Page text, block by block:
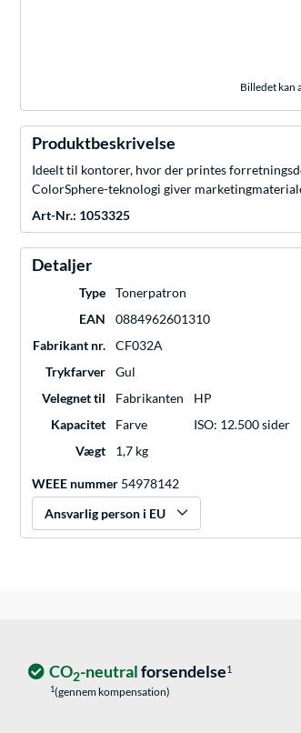
Billedet kan
Produktbeskrivelse
Ideelt til kontorer, hvor der printes
ColorSphere-teknologi giver
Art-Nr.: 1053325
Detaljer
Type
Tonerpatron
EAN
0884962601310
Fabrikant nr.
CF032A
Trykfarver
Gul
Velegnet til
Fabrikanten
HP
Kapacitet
Farve
ISO: 12.500 sider
Vægt
1,7 kg
WEEE nummer 54978142
Ansvarlig person i EU
CO2-neutralforsendelse1
1(gennem kompensation)